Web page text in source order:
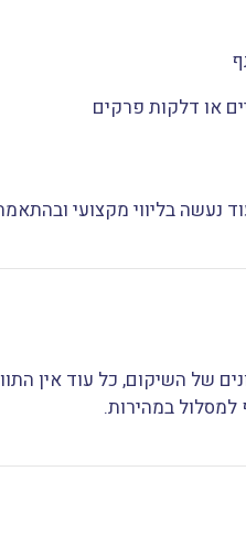
או דלקות פרקים
נעשה בליווי מקצועי
של השיקום, כל עוד אין
במהירות.